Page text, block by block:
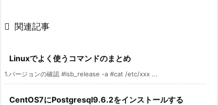
 関連記事
Linuxでよく使うコマンドのまとめ
1.バージョンの確認 #lsb_release -a #cat /etc/xxx ...
CentOS7にPostgresql9.6.2をインストールする